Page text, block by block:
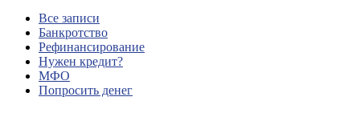
Все записи
Банкротство
Рефинансирование
Нужен кредит?
МФО
Попросить денег